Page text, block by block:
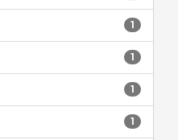
1
1
1
1